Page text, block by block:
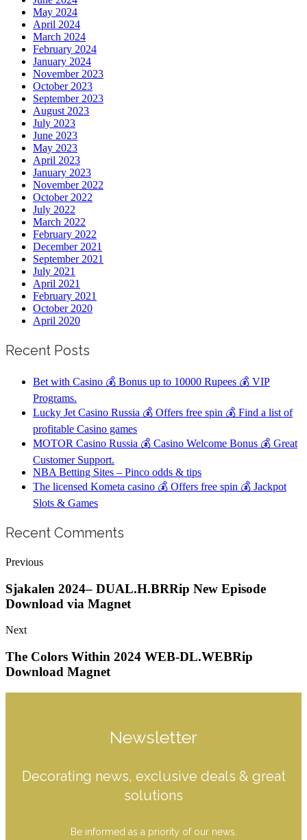
May 2024
April 2024
March 2024
February 2024
January 2024
November 2023
October 2023
September 2023
August 2023
July 2023
June 2023
May 2023
April 2023
January 2023
November 2022
October 2022
July 2022
March 2022
February 2022
December 2021
September 2021
July 2021
April 2021
February 2021
October 2020
April 2020
Recent Posts
Bet with Casino 💰 Bonus up to 10000 Rupees 💰 VIP
Programs.
Lucky Jet Casino Russia 💰 Offers free spin 💰 Find a list of
profitable Casino games
MOTOR Casino Russia 💰 Casino Welcome Bonus 💰 Great
Customer Support.
NBA Betting Sites – Pinco odds & tips
The licensed Kometa casino 💰 Offers free spin 💰 Jackpot
Slots & Games
Recent Comments
Previous
Sjakalen 2024– DUAL.H.BRRip New Episode
Download via Magnet
Next
The Colors Within 2024 WEB-DL.WEBRip
Download Magnet
Newsletter
Decorating news, exclusive deals & great
solutions
Be informed as a priority of our news.